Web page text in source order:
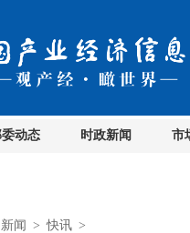
动态 时政新闻 市
新闻 > 快讯 >